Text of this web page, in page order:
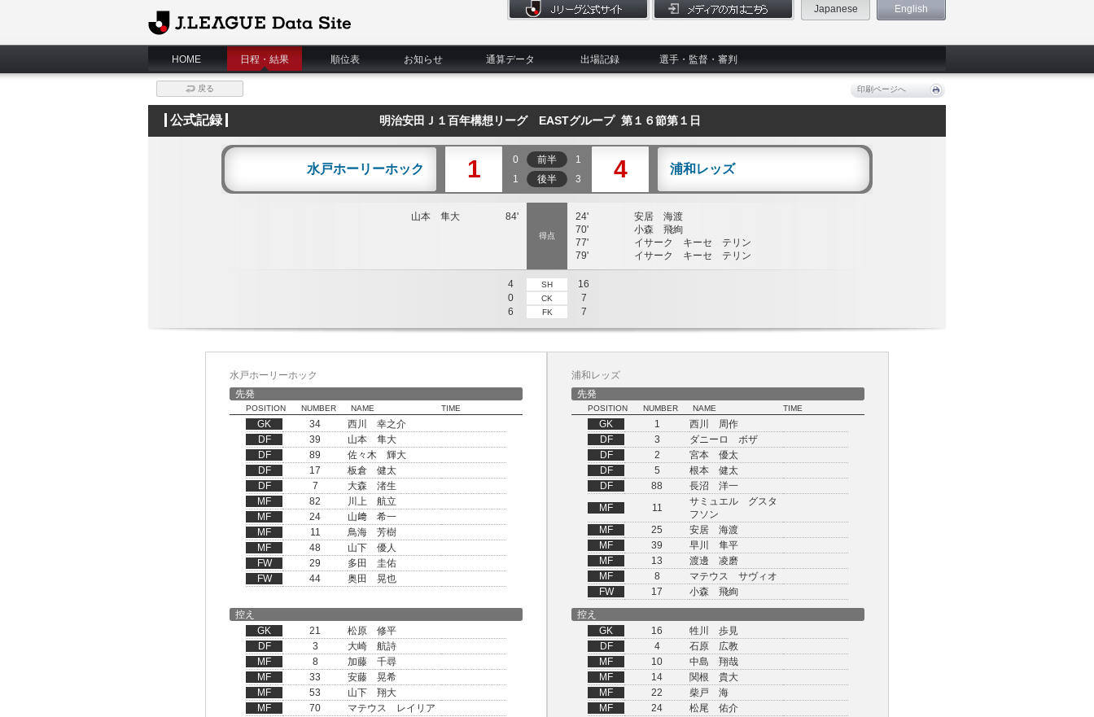
J.League Data Site
Japanese English
HOME 日程・結果 順位表 お知らせ 通算データ 出場記録 選手・監督・審判
戻る 印刷ページへ
公式記録 明治安田Ｊ１百年構想リーグ EASTグループ 第１６節第１日
水戸ホーリーホック 1 0 前半
1
1
後半 3 4 浦和レッズ
山本 隼大 84'
得点
24'
安居 海渡
70'
小森 飛絢
77'
イサーク キーセ テリン
79'
イサーク キーセ テリン
4 SH
16
0
CK
7
6
FK 7
水戸ホーリーホック
先発
POSITION NUMBER NAME TIME
GK 34
西川 幸之介
DF
39
山本 隼大
DF
89
佐々木 輝大
DF
17
板倉 健太
DF
7
大森 渚生
MF
82
川上 航立
MF
24
山﨑 希一
MF
11
鳥海 芳樹
MF
48
山下 優人
FW
29
多田 圭佑
FW
44 奥田 晃也
浦和レッズ
先発
POSITION NUMBER NAME TIME
GK 1
西川 周作
DF
3
ダニーロ ボザ
DF
2
宮本 優太
DF
5
根本 健太
DF
88
長沼 洋一
MF
11
サミュエル グスタ
フソン
MF
25
安居 海渡
MF
39
早川 隼平
MF
13
渡邊 凌磨
MF
8
マテウス サヴィオ
FW
17
小森 飛絢
控え
GK
21
松原 修平
DF
3
大崎 航詩
MF
8
加藤 千尋
MF
33
安藤 晃希
MF
53
山下 翔大
MF
70
マテウス レイリア
控え
GK
16
牲川 歩見
DF
4
石原 広教
MF
10
中島 翔哉
MF
14
関根 貴大
MF
22
柴戸 海
MF
24
松尾 佑介